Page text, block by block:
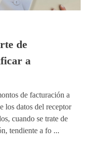
de
a
de facturación a
los datos del receptor
cuando se trate de
tendiente a fo ...